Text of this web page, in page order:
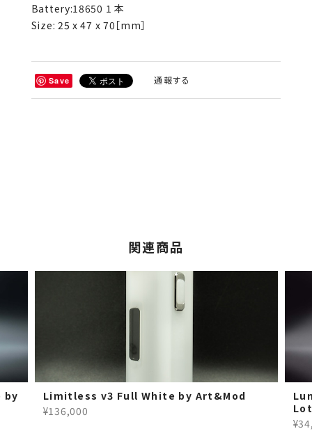
Battery:18650 1 本
Size: 25 x 47 x 70［mm］
Save 通報する
関連商品
by
Limitless v3 Full White by Art&Mod
¥136,000